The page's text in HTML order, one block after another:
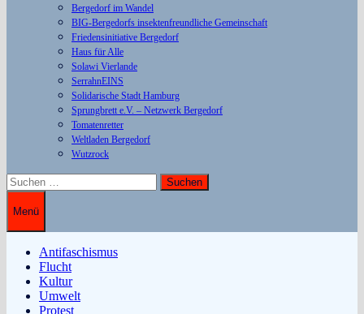
Bergedorf im Wandel
BIG-Bergedorfs insektenfreundliche Gemeinschaft
Friedensinitiative Bergedorf
Haus für Alle
Solawi Vierlande
SerrahnEINS
Solidarische Stadt Hamburg
Sprungbrett e.V. – Netzwerk Bergedorf
Tomatenretter
Weltladen Bergedorf
Wutzrock
Suchen
nach:
Menü
Antifaschismus
Flucht
Kultur
Umwelt
Protest